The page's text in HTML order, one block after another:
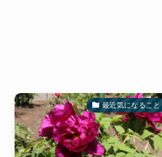
最近気になること